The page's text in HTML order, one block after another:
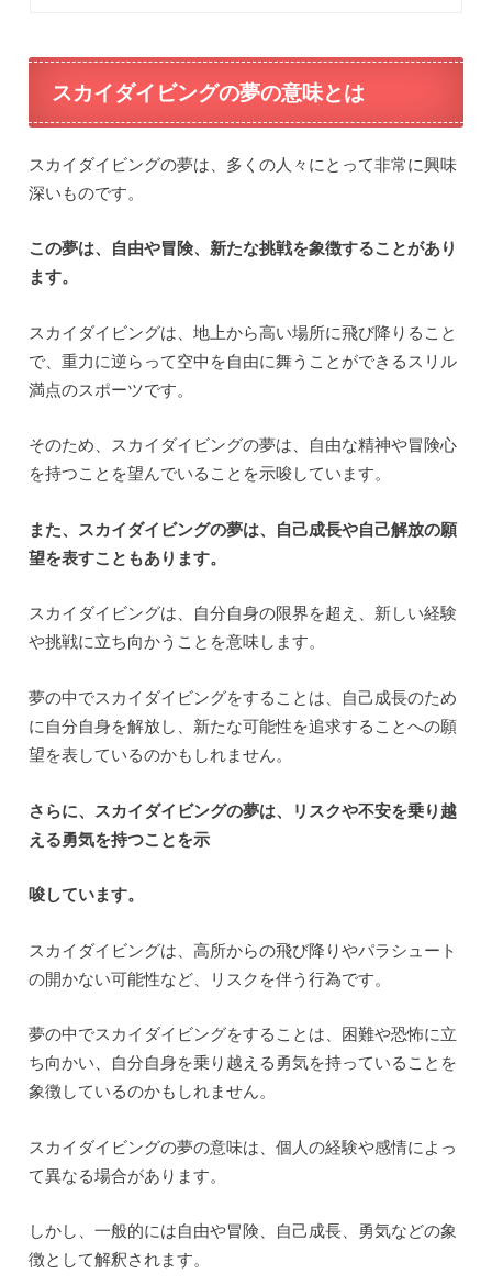
スカイダイビングの夢の意味とは
スカイダイビングの夢は、多くの人々にとって非常に興味
深いものです。
この夢は、自由や冒険、新たな挑戦を象徴することがあり
ます。
スカイダイビングは、地上から高い場所に飛び降りること
で、重力に逆らって空中を自由に舞うことができるスリル
満点のスポーツです。
そのため、スカイダイビングの夢は、自由な精神や冒険心
を持つことを望んでいることを示唆しています。
また、スカイダイビングの夢は、自己成長や自己解放の願
望を表すこともあります。
スカイダイビングは、自分自身の限界を超え、新しい経験
や挑戦に立ち向かうことを意味します。
夢の中でスカイダイビングをすることは、自己成長のため
に自分自身を解放し、新たな可能性を追求することへの願
望を表しているのかもしれません。
さらに、スカイダイビングの夢は、リスクや不安を乗り越
える勇気を持つことを示
唆しています。
スカイダイビングは、高所からの飛び降りやパラシュート
の開かない可能性など、リスクを伴う行為です。
夢の中でスカイダイビングをすることは、困難や恐怖に立
ち向かい、自分自身を乗り越える勇気を持っていることを
象徴しているのかもしれません。
スカイダイビングの夢の意味は、個人の経験や感情によっ
て異なる場合があります。
しかし、一般的には自由や冒険、自己成長、勇気などの象
徴として解釈されます。